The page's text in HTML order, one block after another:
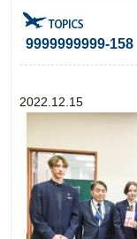
9999999999-158
2022.12.15